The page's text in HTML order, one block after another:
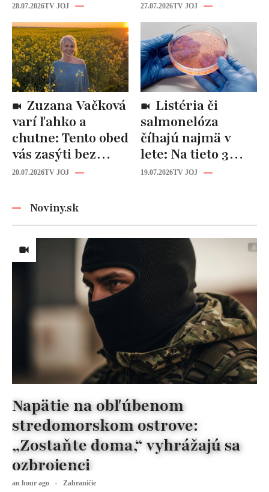
Odborníci však
varujú, pozor na
prísne diéty!
28.07.2026TV JOJ
cviky jej pomohli
spevniť celé telo
27.07.2026TV JOJ
varí ľahko a
chutne: Tento obed
vás zasýti bez
zbytočných kalórií
20.07.2026TV JOJ
salmonelóza
číhajú najmä v
lete: Na tieto 3
pravidlá pri jedle
19.07.2026TV JOJ
Noviny.sk
Napätie na obľúbenom
stredomorskom ostrove:
„Zostaňte doma,“ vyhrážajú sa
ozbrojenci
an hour ago Zahraničie